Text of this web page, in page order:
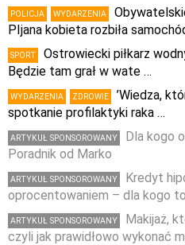
POLICJA WYDARZENIA
PIjana kobieta rozbiła
SPORT
Ostrowiecki piłkarz
Będzie tam grał w wate …
WYDARZENIA ZDROWIE
’Wiedza,
spotkanie profilaktyki raka …
ARTYKUŁ SPONSOROWANY
Dla kogo
Poradnik od Marko
ARTYKUŁ SPONSOROWANY
Kredyt
oprocentowaniem – dla kogo
ARTYKUŁ SPONSOROWANY
Makijaż,
czyli jak prawidłowo wykonać